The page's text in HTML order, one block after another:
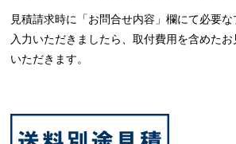
見積請求時に「お問合せ内容」欄にて必要
入力いただきましたら、取付費用を含めた
いただきます。